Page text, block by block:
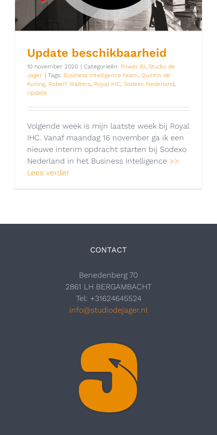
Update beschikbaarheid
10 november 2020 Categorieën: Power BI, Studio de
Jager
Tags: Business Intelligence team, Quintin de
Koning, Robert Walters, Royal IHC, Sodexo Nederland,
Update
Volgende week is mijn laatste week bij Royal
IHC. Vanaf maandag 16 november ga ik een
nieuwe interim opdracht starten bij Sodexo
Nederland in het Business Intelligence >>
Lees verder
CONTACT
Benedenberg 70
2861 LH BERGAMBACHT
Tel: +31624645524
info@studiodejager.nl